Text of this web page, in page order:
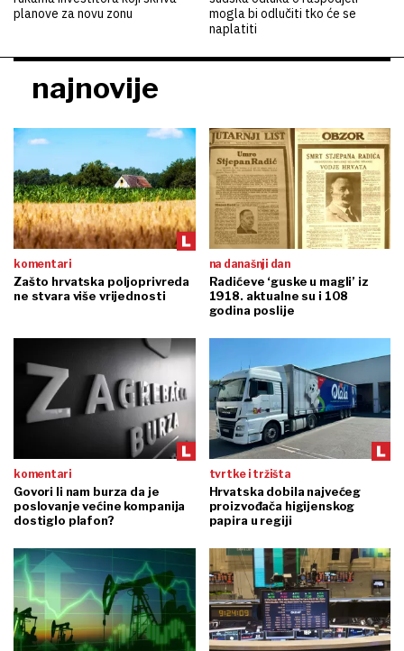
planove za novu zonu
mogla bi odlučiti tko će se
naplatiti
najnovije
komentari
Zašto hrvatska poljoprivreda
ne stvara više vrijednosti
na današnji dan
Radićeve ‘guske u magli’ iz
1918. aktualne su i 108
godina poslije
komentari
Govori li nam burza da je
poslovanje većine kompanija
dostiglo plafon?
tvrtke i tržišta
Hrvatska dobila najvećeg
proizvođača higijenskog
papira u regiji